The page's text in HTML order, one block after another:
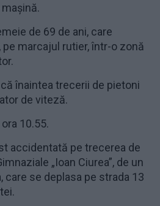
de 69 de ani, care
marcajul rutier, într-o zonă
înaintea trecerii de pietoni
de viteză.
10.55.
accidentată pe trecerea de
„Ioan Ciurea”, de un
care se deplasa pe strada 13